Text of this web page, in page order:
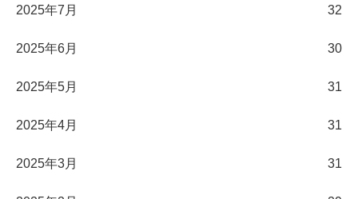
2025年7月 32
2025年6月 30
2025年5月 31
2025年4月 31
2025年3月 31